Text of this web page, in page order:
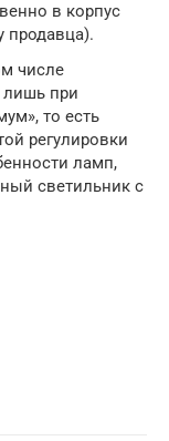
в корпус
продавца).
числе
лишь при
то есть
регулировки
ламп,
светильник с